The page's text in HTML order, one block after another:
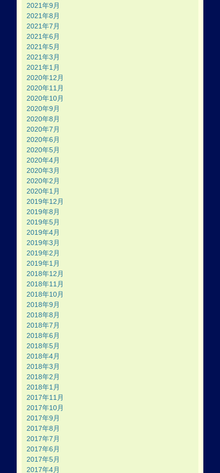
2021年9月
2021年8月
2021年7月
2021年6月
2021年5月
2021年3月
2021年1月
2020年12月
2020年11月
2020年10月
2020年9月
2020年8月
2020年7月
2020年6月
2020年5月
2020年4月
2020年3月
2020年2月
2020年1月
2019年12月
2019年8月
2019年5月
2019年4月
2019年3月
2019年2月
2019年1月
2018年12月
2018年11月
2018年10月
2018年9月
2018年8月
2018年7月
2018年6月
2018年5月
2018年4月
2018年3月
2018年2月
2018年1月
2017年11月
2017年10月
2017年9月
2017年8月
2017年7月
2017年6月
2017年5月
2017年4月